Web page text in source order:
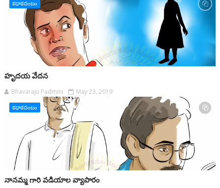
కథాకదంబం
హృదయ వేదన
Bhavaraju Padmini May 23, 2019
కథాకదంబం
నానమ్మ గారి వడియాల వ్యాపారం